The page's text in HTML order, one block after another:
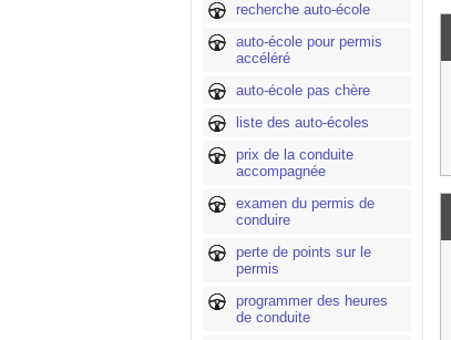
recherche auto-école
auto-école pour permis
accéléré
auto-école pas chère
liste des auto-écoles
prix de la conduite
accompagnée
examen du permis de
conduire
perte de points sur le
permis
programmer des heures
de conduite